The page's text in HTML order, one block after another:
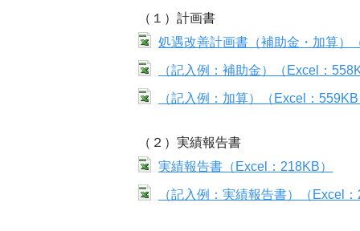
（１）計画書
処遇改善計画書（補助金・加算）
（記入例：補助金）（Excel：
（記入例：加算）（Excel：559KB
（２）実績報告書
実績報告書（Excel：218KB）
（記入例：実績報告書）（Excel：